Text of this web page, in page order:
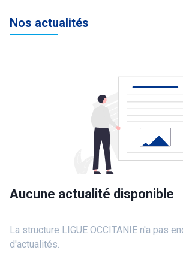
Nos actualités
Aucune actualité disponible
La structure LIGUE OCCITANIE n'a pas
d'actualités.